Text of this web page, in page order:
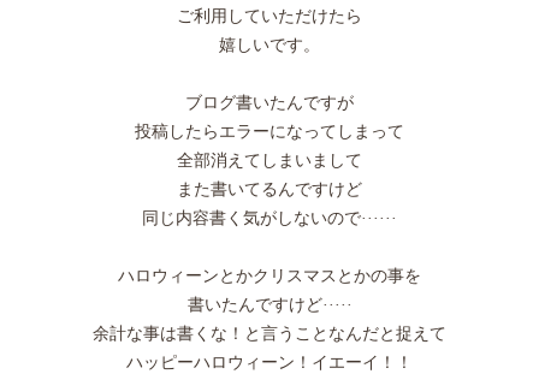
ご利用していただけたら
嬉しいです。
ブログ書いたんですが
投稿したらエラーになってしまって
全部消えてしまいまして
また書いてるんですけど
同じ内容書く気がしないので······
ハロウィーンとかクリスマスとかの事を
書いたんですけど·····
余計な事は書くな！と言うことなんだと捉えて
ハッピーハロウィーン！イエーイ！！